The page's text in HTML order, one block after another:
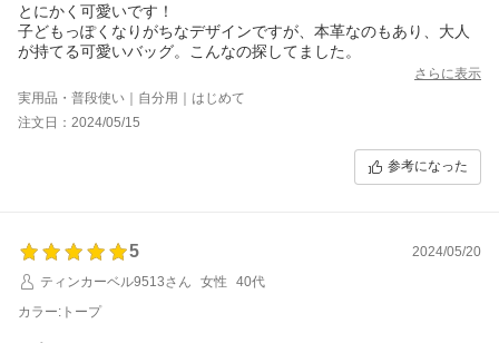
とにかく可愛いです！
子どもっぽくなりがちなデザインですが、本革なのもあり、大人
が持てる可愛いバッグ。こんなの探してました。
さらに表示
実用品・普段使い｜自分用｜はじめて
注文日：2024/05/15
参考になった
5
2024/05/20
ティンカーベル9513さん
女性
40代
カラー:トープ